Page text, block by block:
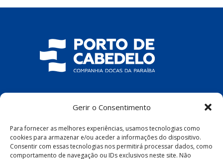
Gerir o Consentimento
Para fornecer as melhores experiências, usamos tecnologias como
cookies para armazenar e/ou aceder a informações do dispositivo.
Consentir com essas tecnologias nos permitirá processar dados, como
comportamento de navegação ou IDs exclusivos neste site. Não
COMPANHIA DOCAS DA PARAÍBA
– PB, 58100-100